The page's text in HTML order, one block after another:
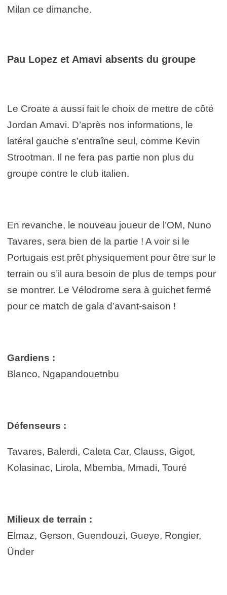
Milan ce dimanche.
Pau Lopez et Amavi absents du groupe
Le Croate a aussi fait le choix de mettre de côté
Jordan Amavi. D’après nos informations, le
latéral gauche s’entraîne seul, comme Kevin
Strootman. Il ne fera pas partie non plus du
groupe contre le club italien.
En revanche, le nouveau joueur de l’OM, Nuno
Tavares, sera bien de la partie ! A voir si le
Portugais est prêt physiquement pour être sur le
terrain ou s’il aura besoin de plus de temps pour
se montrer. Le Vélodrome sera à guichet fermé
pour ce match de gala d’avant-saison !
Gardiens :
Blanco, Ngapandouetnbu
Défenseurs :
Tavares, Balerdi, Caleta Car, Clauss, Gigot,
Kolasinac, Lirola, Mbemba, Mmadi, Touré
Milieux de terrain :
Elmaz, Gerson, Guendouzi, Gueye, Rongier,
Ünder